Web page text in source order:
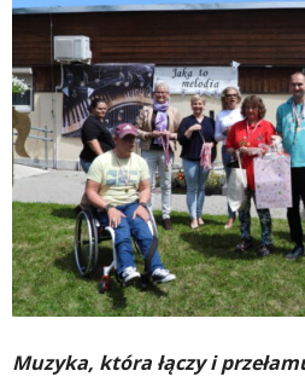
​Muzyka, która łączy i